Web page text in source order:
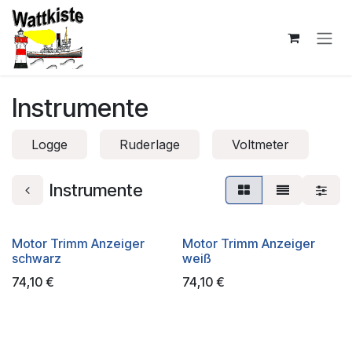
Zum Inhalt springen
Instrumente
Logge Ruderlage Voltmeter
Instrumente
Motor Trimm Anzeiger
schwarz
74,10 €
Motor Trimm Anzeiger
weiß
74,10€